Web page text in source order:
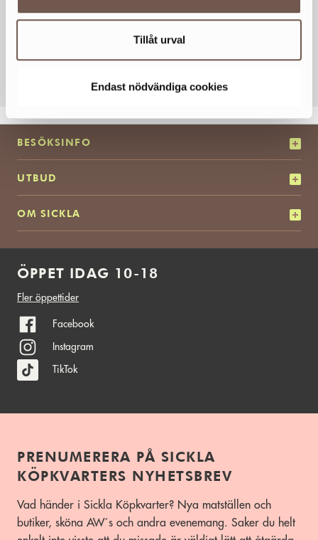
Tillåt urval
Endast nödvändiga cookies
BESÖKSINFO
UTBUD
OM SICKLA
ÖPPET IDAG 10-18
Fler öppettider
Facebook
Instagram
TikTok
PRENUMERERA PÅ SICKLA
KÖPKVARTERS NYHETSBREV
Vad händer i Sickla Köpkvarter? Nya matställen och
butiker, sköna AW´s och andra evenemang. Saker du helt